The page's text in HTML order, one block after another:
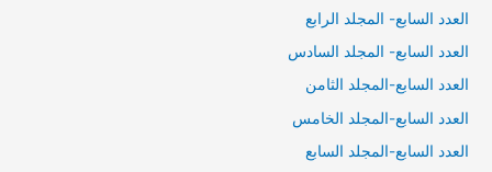
العدد السابع- المجلد الرابع
العدد السابع- المجلد السادس
العدد السابع-المجلد الثامن
العدد السابع-المجلد الخامس
العدد السابع-المجلد السابع